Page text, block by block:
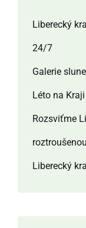
Liberecký
24/7
Galerie
Léto na
Rozsviťme
Liberecký